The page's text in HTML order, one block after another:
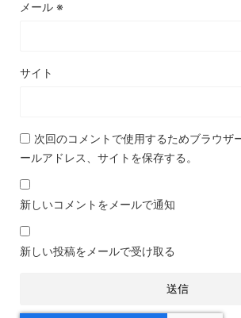
メール ※
サイト
次回のコメントで使用するためブラウザ
ールアドレス、サイトを保存する。
新しいコメントをメールで通知
新しい投稿をメールで受け取る